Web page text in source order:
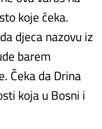
koje čeka.
djeca nazovu iz
barem
Čeka da Drina
koja u Bosni i